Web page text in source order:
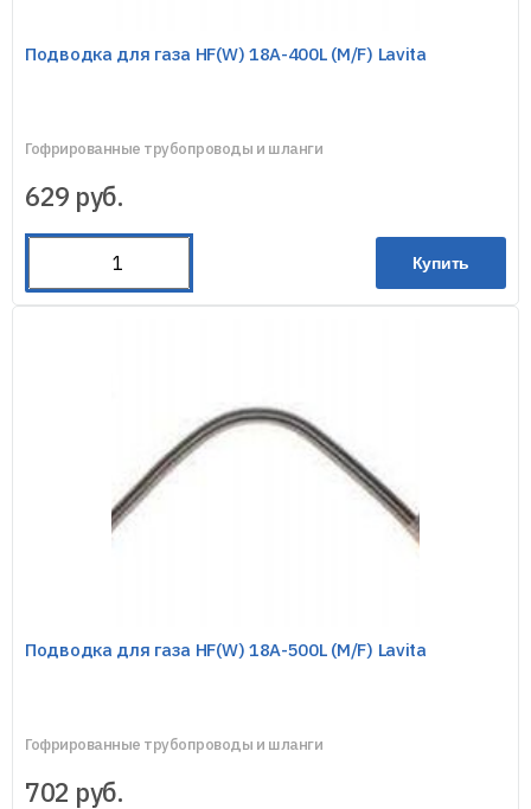
Подводка для газа HF(W) 18A-400L (M/F) Lavita
Гофрированные трубопроводы и шланги
629 руб.
Купить
Подводка для газа HF(W) 18A-500L (M/F) Lavita
Гофрированные трубопроводы и шланги
702 руб.